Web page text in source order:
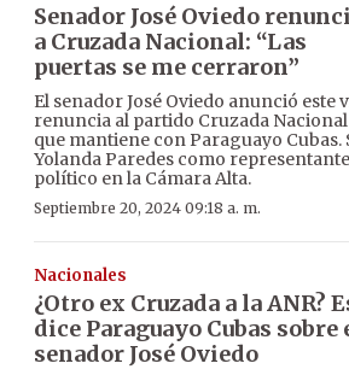
Senador José Oviedo
a Cruzada Nacional: “Las
puertas se me cerraron”
El senador José Oviedo anunció este
renuncia al partido Cruzada
que mantiene con Paraguayo Cubas.
Yolanda Paredes como
político en la Cámara Alta.
Septiembre 20, 2024 09:18 a. m.
Nacionales
¿Otro ex Cruzada a la ANR?
dice Paraguayo Cubas sobre
senador José Oviedo